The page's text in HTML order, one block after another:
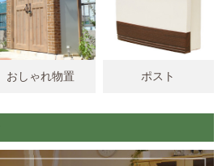
おしゃれ物置 ポスト